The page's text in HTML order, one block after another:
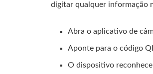
digitar qualquer informação
Abra o aplicativo de
Aponte para o código
O dispositivo